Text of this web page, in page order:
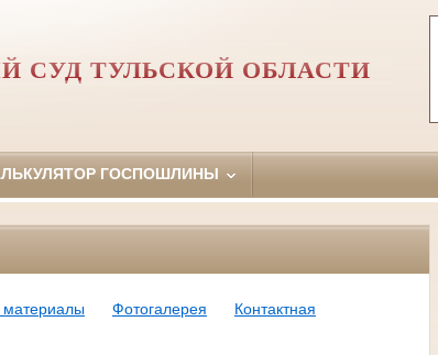
СУД ТУЛЬСКОЙ ОБЛАСТИ
ГОСПОШЛИНЫ
материалы Фотогалерея
Контактная